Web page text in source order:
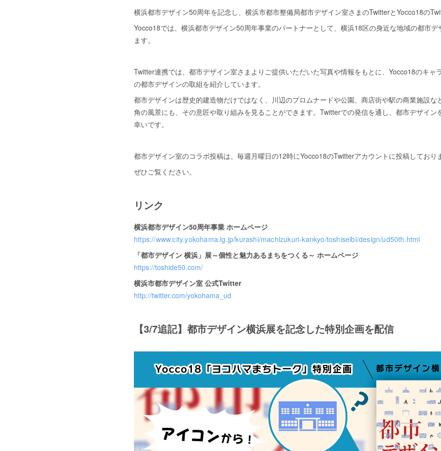
横浜都市デザイン50周年を記念し、横浜市都市整備局都市デザイン室さまのTwitterとYocco18の
Yocco18では、横浜都市デザイン50周年事業のパートナーとして、横浜18区の身近な地域の都市
ます。
Twitter連携では、都市デザイン室さまよりご提供いただいた写真や情報をもとに、Yocco18のキャ
の都市デザインの取組を紹介しています。
都市デザインは歴史的建造物だけではなく、川辺のプロムナードや公園、商店街や駅の商業施設な
角の風景にも、その意匠や取り組みを見ることができます。Twitterでの発信を通し、都市デザイン
幸いです。
都市デザイン室のコラボ投稿は、毎週月曜日の12時にYocco18のTwitterアカウントに投稿しており
ぜひご覧ください。
リンク
横浜都市デザイン50周年事業 ホームページ
https://www.city.yokohama.lg.jp/kurashi/machizukuri-kankyo/toshiseibi/design/ud50th.html
「都市デザイン 横浜」展～個性と魅力あるまちをつくる～ ホームページ
https://toshide50.com/
横浜市都市デザイン室 公式Twitter
http://twitter.com/yokohama_ud
【3/7追記】都市デザイン横浜展を記念した特別企画を配信